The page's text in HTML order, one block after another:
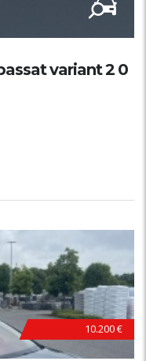
variant 2 0
10.200 €